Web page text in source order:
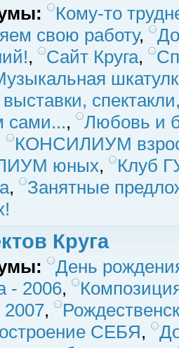
Кому-то
свою работу,
, Сайт Круга,
сами...,
Любовь и
КОНСИЛИУМ
юных,
Клуб
,
Занятные
Круга
День
- 2006,
,
СЕБЯ,